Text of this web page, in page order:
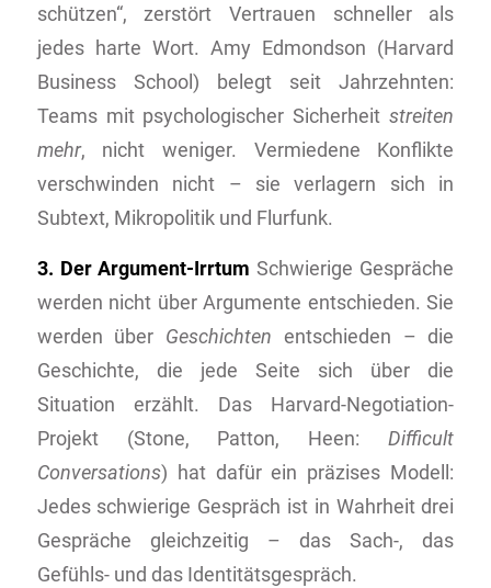
schützen“, zerstört Vertrauen schneller als
jedes harte Wort. Amy Edmondson (Harvard
Business School) belegt seit Jahrzehnten:
Teams mit psychologischer Sicherheitstreiten
mehr, nicht weniger. Vermiedene Konflikte
verschwinden nicht – sie verlagern sich in
Subtext, Mikropolitik und Flurfunk.
3. Der Argument-Irrtum Schwierige Gespräche
werden nicht über Argumente entschieden. Sie
werden über Geschichten entschieden – die
Geschichte, die jede Seite sich über die
Situation erzählt. Das Harvard-Negotiation-
Projekt (Stone, Patton, Heen:Difficult
Conversations) hat dafür ein präzises Modell:
Jedes schwierige Gespräch ist in Wahrheit drei
Gespräche gleichzeitig – das Sach-, das
Gefühls- und das Identitätsgespräch.